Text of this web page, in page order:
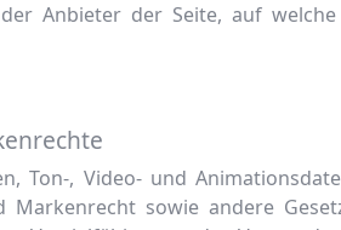
Anbieter der Seite, auf
Ton-, Video- und
sowie andere